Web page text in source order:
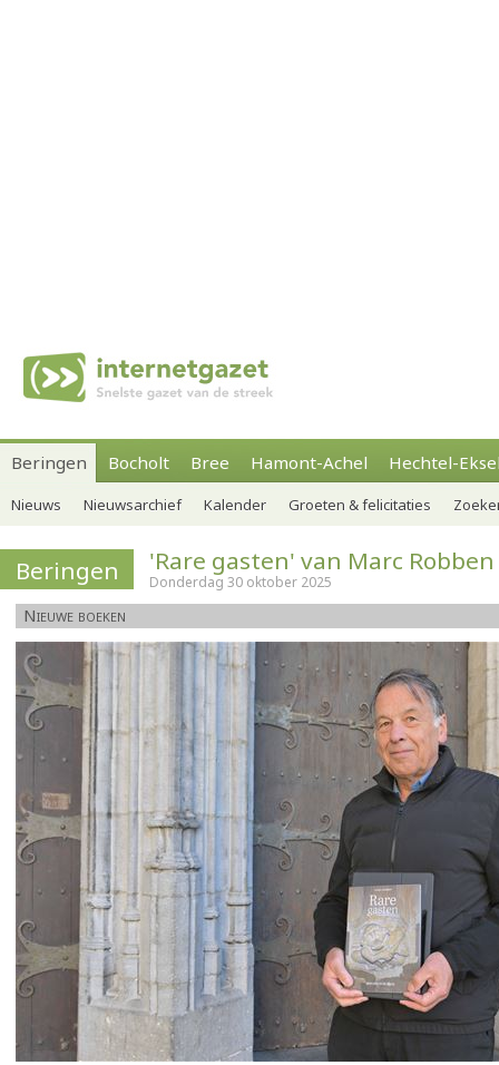
Beringen Bocholt Bree Hamont-Achel Hechtel-
Nieuws Nieuwsarchief Kalender Groeten & felicitaties
Beringen 'Rare gasten' van Marc Robben
Donderdag 30 oktober 2025
Nieuwe boeken